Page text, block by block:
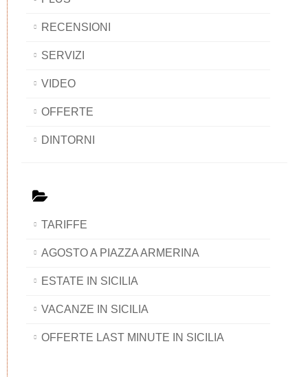
RECENSIONI
SERVIZI
VIDEO
OFFERTE
DINTORNI
TARIFFE
AGOSTO A PIAZZA ARMERINA
ESTATE IN SICILIA
VACANZE IN SICILIA
OFFERTE LAST MINUTE IN SICILIA